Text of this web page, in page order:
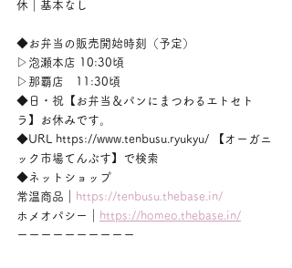
休｜基本なし
◆お弁当の販売開始時刻（予定）
▷泡瀬本店 10:30頃
▷那覇店　11:30頃
◆日・祝【お弁当＆パンにまつわるエトセト
ラ】お休みです。
◆URL https://www.tenbusu.ryukyu/ 【オーガニ
ック市場てんぶす】で検索
◆ネットショップ
常温商品｜
https://tenbusu.thebase.in/
ホメオパシー｜
https://homeo.thebase.in/
ーーーーーーーーーー